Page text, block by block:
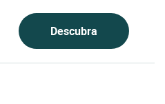
entre Porto Cervo...
Descubra